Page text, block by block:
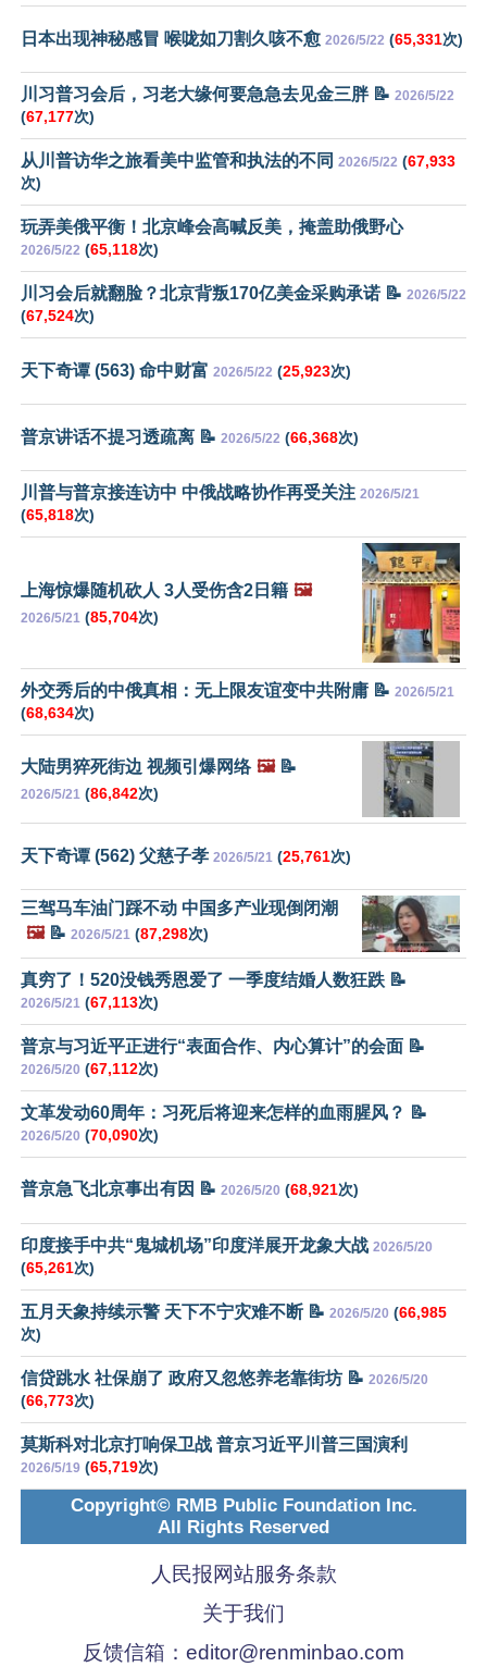
日本出现神秘感冒 喉咙如刀割久咳不愈 2026/5/22 (65,331次)
川习普习会后，习老大缘何要急急去见金三胖 📝 2026/5/22
(67,177次)
从川普访华之旅看美中监管和执法的不同 2026/5/22 (67,933
次)
玩弄美俄平衡！北京峰会高喊反美，掩盖助俄野心
2026/5/22 (65,118次)
川习会后就翻脸？北京背叛170亿美金采购承诺 📝 2026/5/22
(67,524次)
天下奇谭 (563) 命中财富 2026/5/22 (25,923次)
普京讲话不提习透疏离 📝 2026/5/22 (66,368次)
川普与普京接连访中 中俄战略协作再受关注 2026/5/21
(65,818次)
上海惊爆随机砍人 3人受伤含2日籍 🖼️
2026/5/21 (85,704次)
外交秀后的中俄真相：无上限友谊变中共附庸 📝 2026/5/21
(68,634次)
大陆男猝死街边 视频引爆网络 🖼️📝
2026/5/21 (86,842次)
天下奇谭 (562) 父慈子孝 2026/5/21 (25,761次)
三驾马车油门踩不动 中国多产业现倒闭潮
🖼️📝 2026/5/21 (87,298次)
真穷了！520没钱秀恩爱了 一季度结婚人数狂跌 📝
2026/5/21 (67,113次)
普京与习近平正进行“表面合作、内心算计”的会面 📝
2026/5/20 (67,112次)
文革发动60周年：习死后将迎来怎样的血雨腥风？ 📝
2026/5/20 (70,090次)
普京急飞北京事出有因 📝 2026/5/20 (68,921次)
印度接手中共“鬼城机场”印度洋展开龙象大战 2026/5/20
(65,261次)
五月天象持续示警 天下不宁灾难不断 📝 2026/5/20 (66,985
次)
信贷跳水 社保崩了 政府又忽悠养老靠街坊 📝 2026/5/20
(66,773次)
莫斯科对北京打响保卫战 普京习近平川普三国演利
2026/5/19 (65,719次)
Copyright© RMB Public Foundation Inc.
All Rights Reserved
人民报网站服务条款
关于我们
反馈信箱： editor@renminbao.com